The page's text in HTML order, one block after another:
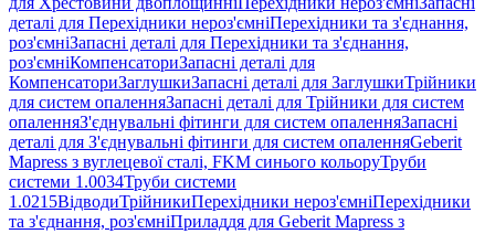
деталі для Перехідники нероз'ємніПерехідники та з'єднання,
роз'ємніЗапасні деталі для Перехідники та з'єднання,
роз'ємніКомпенсаториЗапасні деталі для
КомпенсаториЗаглушкиЗапасні деталі для ЗаглушкиТрійники
для систем опаленняЗапасні деталі для Трійники для систем
опаленняЗ'єднувальні фітинги для систем опаленняЗапасні
деталі для З'єднувальні фітинги для систем опаленняGeberit
Mapress з вуглецевої сталі, FKM синього кольоруТруби
системи 1.0034Труби системи
1.0215ВідводиТрійникиПерехідники нероз'ємніПерехідники
та з'єднання, роз'ємніПриладдя для Geberit Mapress з